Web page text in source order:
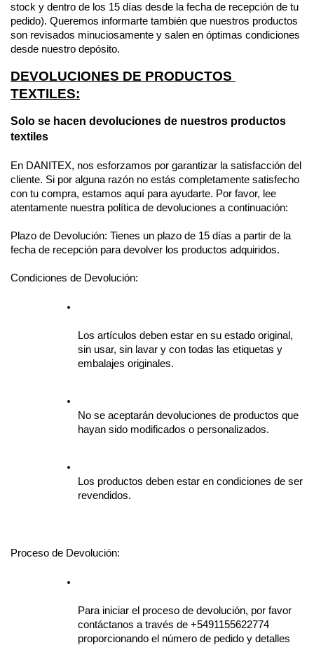
stock y dentro de los 15 días desde la fecha de recepción de tu
pedido). Queremos informarte también que nuestros productos
son revisados minuciosamente y salen en óptimas condiciones
desde nuestro depósito.
DEVOLUCIONES DE PRODUCTOS
TEXTILES:
Solo se hacen devoluciones de nuestros productos
textiles
En DANITEX, nos esforzamos por garantizar la satisfacción del
cliente. Si por alguna razón no estás completamente satisfecho
con tu compra, estamos aquí para ayudarte. Por favor, lee
atentamente nuestra política de devoluciones a continuación:
Plazo de Devolución: Tienes un plazo de 15 días a partir de la
fecha de recepción para devolver los productos adquiridos.
Condiciones de Devolución:
Los artículos deben estar en su estado original,
sin usar, sin lavar y con todas las etiquetas y
embalajes originales.
No se aceptarán devoluciones de productos que
hayan sido modificados o personalizados.
Los productos deben estar en condiciones de ser
revendidos.
Proceso de Devolución:
Para iniciar el proceso de devolución, por favor
contáctanos a través de +5491155622774
proporcionando el número de pedido y detalles